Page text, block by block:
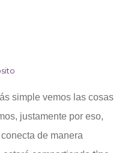
simple vemos las cosas
justamente por eso,
de manera